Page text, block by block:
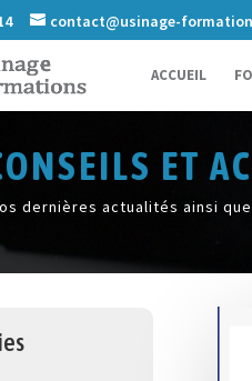
contact@usinage-
ACCUEIL
ET
dernières actualités ainsi